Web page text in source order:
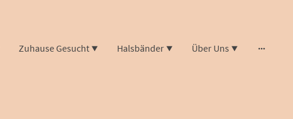
Zuhause Gesucht Halsbänder Über Uns